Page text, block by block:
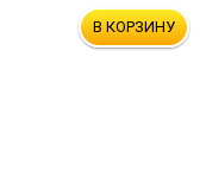
В КОРЗИНУ